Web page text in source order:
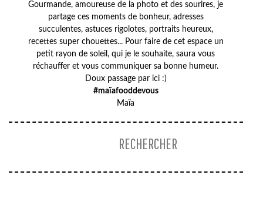
Gourmande, amoureuse de la photo et des sourires, je
partage ces moments de bonheur, adresses
succulentes, astuces rigolotes, portraits heureux,
recettes super chouettes... Pour faire de cet espace un
petit rayon de soleil, qui je le souhaite, saura vous
réchauffer et vous communiquer sa bonne humeur.
Doux passage par ici :)
#maïafooddevous
Maïa